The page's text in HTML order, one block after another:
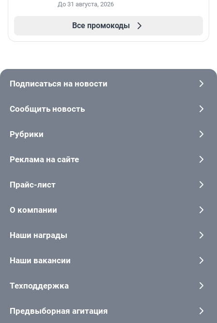
До 31 августа, 2026
Все промокоды
Подписаться на новости
Сообщить новость
Рубрики
Реклама на сайте
Прайс-лист
О компании
Наши награды
Наши вакансии
Техподдержка
Предвыборная агитация